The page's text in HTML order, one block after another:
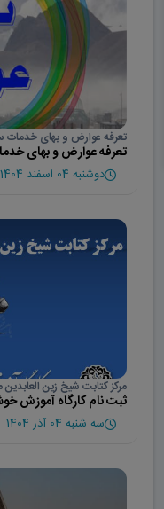
تعرفه عوارض و بهای خدمات سال
تعرفه عوارض و بهای خدمات
دوشنبه 04 اسفند 1404
مرکز کتابت شیخ زین
ثبت نام کارگاه آموزش
سه شنبه 04 آذر 1404